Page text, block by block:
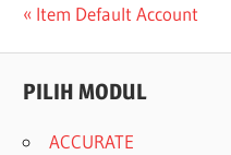
Post
navigation
Previous
Item Default Account
PILIH MODUL
ACCURATE